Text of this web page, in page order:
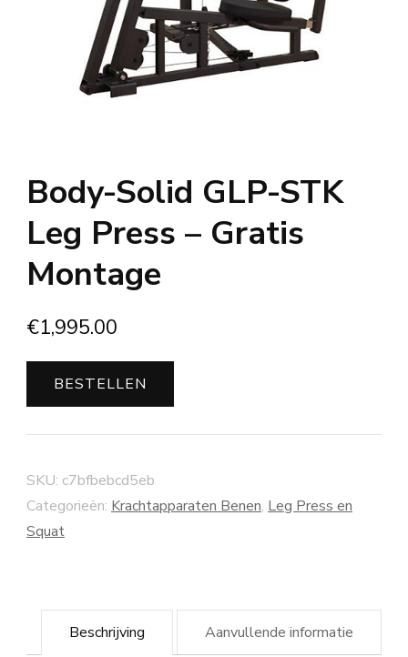
Body-Solid GLP-STK
Leg Press – Gratis
Montage
€1,995.00
BESTELLEN
SKU: c7bfbebcd5eb
Categorieën: Krachtapparaten Benen, Leg Press en
Squat
Beschrijving Aanvullende informatie